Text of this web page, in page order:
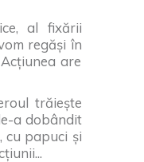
al fixării
regăși în
are
trăiește
a dobândit
cu papuci și